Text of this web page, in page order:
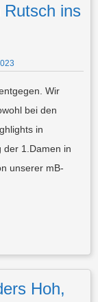
ins
Wir
bei den
in
der 1.Damen in
unserer mB-
Hoh,